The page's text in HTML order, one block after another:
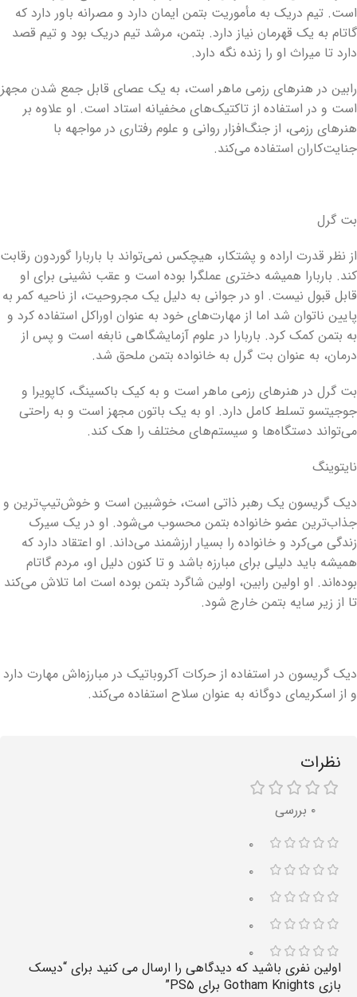
است. تیم دریک به مأموریت بتمن ایمان دارد و مصرانه باور دارد که
گاتام به یک قهرمان نیاز دارد. بتمن، مرشد تیم دریک بود و تیم قصد
دارد تا میراث او را زنده نگه دارد.
رابین در هنرهای رزمی ماهر است، به یک عصای قابل جمع شدن مجهز
است و در استفاده از تاکتیک‌های مخفیانه استاد است. او علاوه بر
هنرهای رزمی، از جنگ‌افزار روانی و علوم رفتاری در مواجهه با
جنایت‌کاران استفاده می‌کند.
بت گرل
از نظر قدرت اراده و پشتکار، هیچکس نمی‌تواند با باربارا گوردون رقابت
کند. باربارا همیشه دختری عملگرا بوده است و عقب نشینی برای او
قابل قبول نیست. او در جوانی به دلیل یک مجروحیت، از ناحیه کمر به
پایین ناتوان شد اما از مهارت‌های خود به عنوان اوراکل استفاده کرد و
به بتمن کمک کرد. باربارا در علوم آزمایشگاهی نابغه است و پس از
درمان، به عنوان بت گرل به خانواده بتمن ملحق شد.
بت گرل در هنرهای رزمی ماهر است و به کیک باکسینگ، کاپویرا و
جوجیتسو تسلط کامل دارد. او به یک باتون مجهز است و به راحتی
می‌تواند دستگاه‌ها و سیستم‌های مختلف را هک کند.
نایتوینگ
دیک گریسون یک رهبر ذاتی است، خوشبین است و خوش‌تیپ‌ترین و
جذاب‌ترین عضو خانواده بتمن محسوب می‌شود. او در یک سیرک
زندگی می‌کرد و خانواده را بسیار ارزشمند می‌داند. او اعتقاد دارد که
همیشه باید دلیلی برای مبارزه باشد و تا کنون دلیل او، مردم گاتام
بوده‌اند. او اولین رابین، اولین شاگرد بتمن بوده است اما تلاش می‌کند
تا از زیر سایه بتمن خارج شود.
دیک گریسون در استفاده از حرکات آکروباتیک در مبارزه‌اش مهارت دارد
و از اسکریمای دوگانه به عنوان سلاح استفاده می‌کند.
نظرات
۰ بررسی
۰
۰
۰
۰
۰
اولین نفری باشید که دیدگاهی را ارسال می کنید برای “دیسک
بازی Gotham Knights برای PS۵”